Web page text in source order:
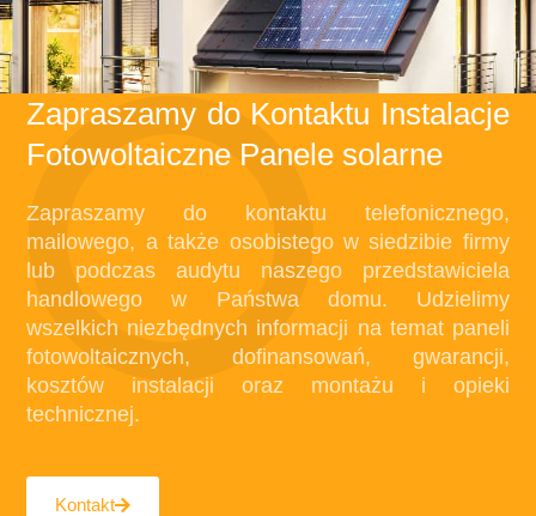
Zapraszamy do Kontaktu Instalacje
Fotowoltaiczne Panele solarne
Zapraszamy do kontaktu telefonicznego,
mailowego, a także osobistego w siedzibie firmy
lub podczas audytu naszego przedstawiciela
handlowego w Państwa domu. Udzielimy
wszelkich niezbędnych informacji na temat paneli
fotowoltaicznych, dofinansowań, gwarancji,
kosztów instalacji oraz montażu i opieki
technicznej.
Kontakt